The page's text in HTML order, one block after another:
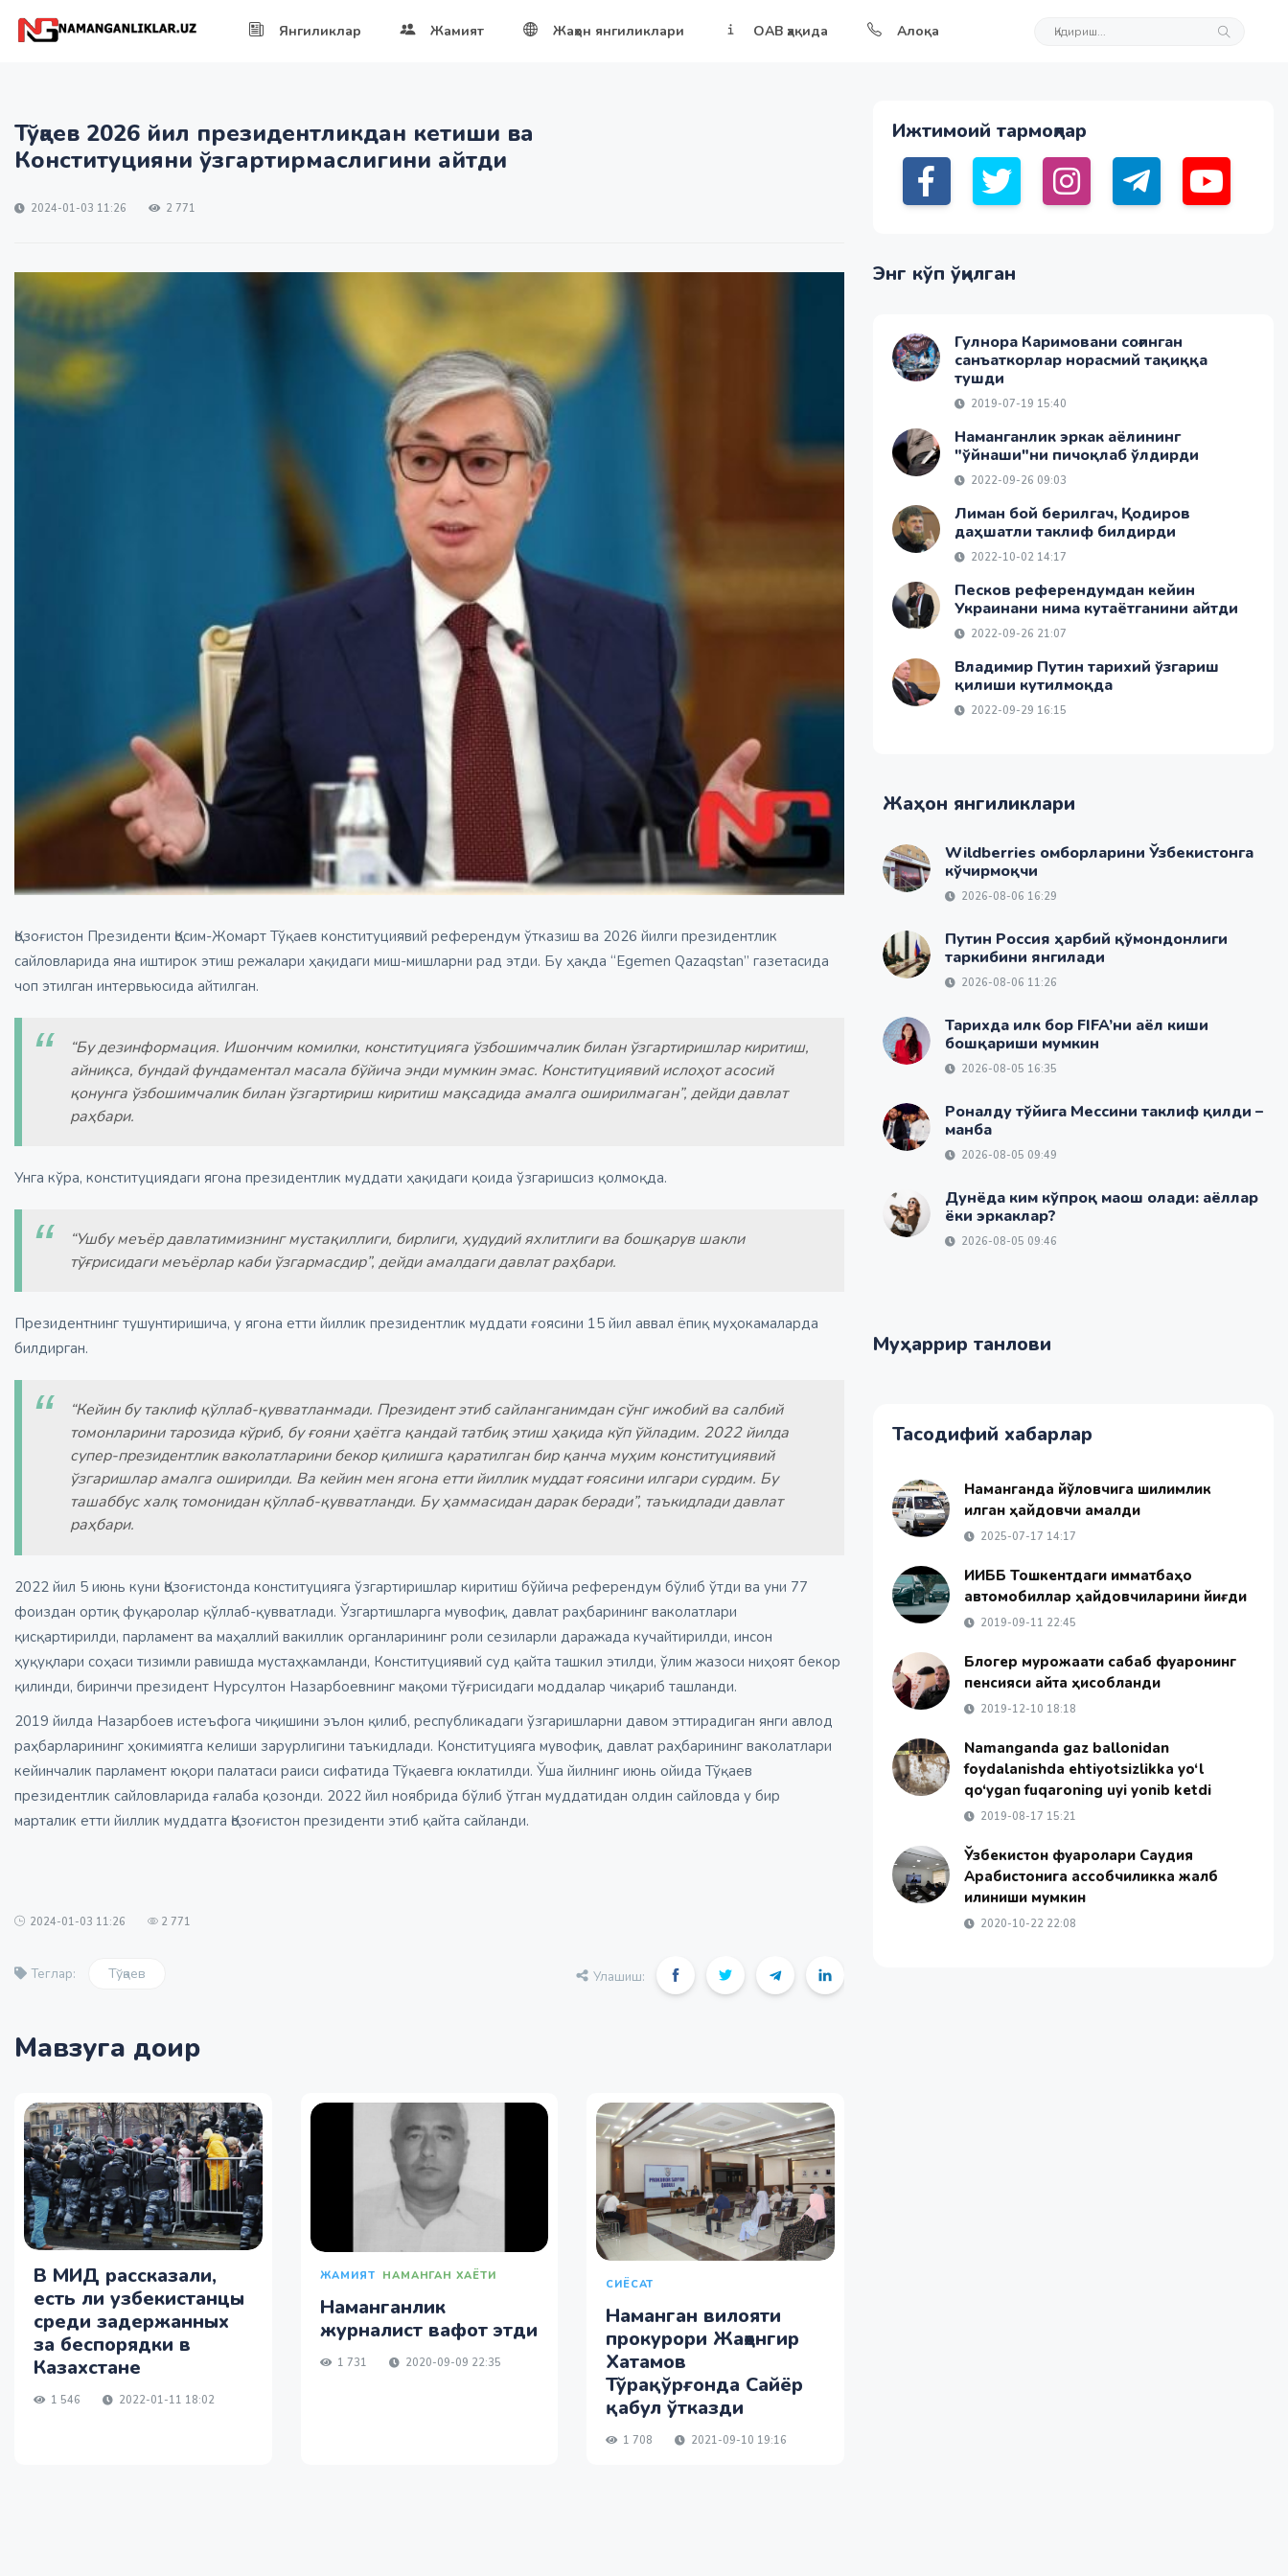
Янгиликлар Жамият Жаҳон янгиликлари ОАВ ҳақида Алоқа
Тўқаев 2026 йил президентликдан кетиши ва
Конституцияни ўзгартирмаслигини айтди
2024-01-03 11:26 2 771
Қозоғистон Президенти Қосим-Жомарт Тўқаев конституциявий референдум ўтказиш ва 2026 йилги президентлик
сайловларида яна иштирок этиш режалари ҳақидаги миш-мишларни рад этди. Бу ҳақда “Egemen Qazaqstan” газетасида
чоп этилган интервьюсида айтилган.
“Бу дезинформация. Ишончим комилки, конституцияга ўзбошимчалик билан ўзгартиришлар киритиш,
айниқса, бундай фундаментал масала бўйича энди мумкин эмас. Конституциявий ислоҳот асосий
қонунга ўзбошимчалик билан ўзгартириш киритиш мақсадида амалга оширилмаган”, дейди давлат
раҳбари.
Унга кўра, конституциядаги ягона президентлик муддати ҳақидаги қоида ўзгаришсиз қолмоқда.
“Ушбу меъёр давлатимизнинг мустақиллиги, бирлиги, ҳудудий яхлитлиги ва бошқарув шакли
тўғрисидаги меъёрлар каби ўзгармасдир”, дейди амалдаги давлат раҳбари.
Президентнинг тушунтиришича, у ягона етти йиллик президентлик муддати ғоясини 15 йил аввал ёпиқ муҳокамаларда
билдирган.
“Кейин бу таклиф қўллаб-қувватланмади. Президент этиб сайланганимдан сўнг ижобий ва салбий
томонларини тарозида кўриб, бу ғояни ҳаётга қандай татбиқ этиш ҳақида кўп ўйладим. 2022 йилда
супер-президентлик ваколатларини бекор қилишга қаратилган бир қанча муҳим конституциявий
ўзгаришлар амалга оширилди. Ва кейин мен ягона етти йиллик муддат ғоясини илгари сурдим. Бу
ташаббус халқ томонидан қўллаб-қувватланди. Бу ҳаммасидан дарак беради”, таъкидлади давлат
раҳбари.
2022 йил 5 июнь куни Қозоғистонда конституцияга ўзгартиришлар киритиш бўйича референдум бўлиб ўтди ва уни 77
фоиздан ортиқ фуқаролар қўллаб-қувватлади. Ўзгартишларга мувофиқ, давлат раҳбарининг ваколатлари
қисқартирилди, парламент ва маҳаллий вакиллик органларининг роли сезиларли даражада кучайтирилди, инсон
ҳуқуқлари соҳаси тизимли равишда мустаҳкамланди, Конституциявий суд қайта ташкил этилди, ўлим жазоси ниҳоят бекор
қилинди, биринчи президент Нурсултон Назарбоевнинг мақоми тўғрисидаги моддалар чиқариб ташланди.
2019 йилда Назарбоев истеъфога чиқишини эълон қилиб, республикадаги ўзгаришларни давом эттирадиган янги авлод
раҳбарларининг ҳокимиятга келиши зарурлигини таъкидлади. Конституцияга мувофиқ, давлат раҳбарининг ваколатлари
кейинчалик парламент юқори палатаси раиси сифатида Тўқаевга юклатилди. Ўша йилнинг июнь ойида Тўқаев
президентлик сайловларида ғалаба қозонди. 2022 йил ноябрида бўлиб ўтган муддатидан олдин сайловда у бир
марталик етти йиллик муддатга Қозоғистон президенти этиб қайта сайланди.
2024-01-03 11:26 2 771
Теглар: Тўқаев Улашиш:
Мавзуга доир
В МИД рассказали,
есть ли узбекистанцы
среди задержанных
за беспорядки в
Казахстане
1 546 2022-01-11 18:02
ЖАМИЯТ НАМАНГАН ХАЁТИ
Наманганлик
журналист вафот этди
1 731 2020-09-09 22:35
СИЁСАТ
Наманган вилояти
прокурори Жаҳонгир
Хатамов
Тўрақўрғонда Сайёр
қабул ўтказди
1 708 2021-09-10 19:16
Ижтимоий тармоқлар
Энг кўп ўқилган
Гулнора Каримовани соғинган
санъаткорлар норасмий тақиққа
тушди
2019-07-19 15:40
Наманганлик эркак аёлининг
"ўйнаши"ни пичоқлаб ўлдирди
2022-09-26 09:03
Лиман бой берилгач, Қодиров
даҳшатли таклиф билдирди
2022-10-02 14:17
Песков референдумдан кейин
Украинани нима кутаётганини айтди
2022-09-26 21:07
Владимир Путин тарихий ўзгариш
қилиши кутилмоқда
2022-09-29 16:15
Жаҳон янгиликлари
Wildberries омборларини Ўзбекистонга
кўчирмоқчи
2026-08-06 16:29
Путин Россия ҳарбий қўмондонлиги
таркибини янгилади
2026-08-06 11:26
Тарихда илк бор FIFA’ни аёл киши
бошқариши мумкин
2026-08-05 16:35
Роналду тўйига Мессини таклиф қилди –
манба
2026-08-05 09:49
Дунёда ким кўпроқ маош олади: аёллар
ёки эркаклар?
2026-08-05 09:46
Муҳаррир танлови
Тасодифий хабарлар
Наманганда йўловчига шилқимлик
қилган ҳайдовчи қамалди
2025-07-17 14:17
ИИББ Тошкентдаги қимматбаҳо
автомобиллар ҳайдовчиларини йиғди
2019-09-11 22:45
Блогер мурожаати сабаб фуқаронинг
пенсияси қайта ҳисобланди
2019-12-10 18:18
Namanganda gaz ballonidan
foydalanishda ehtiyotsizlikka yo‘l
qo‘ygan fuqaroning uyi yonib ketdi
2019-08-17 15:21
Ўзбекистон фуқаролари Саудия
Арабистонига қассобчиликка жалб
қилиниши мумкин
2020-10-22 22:08